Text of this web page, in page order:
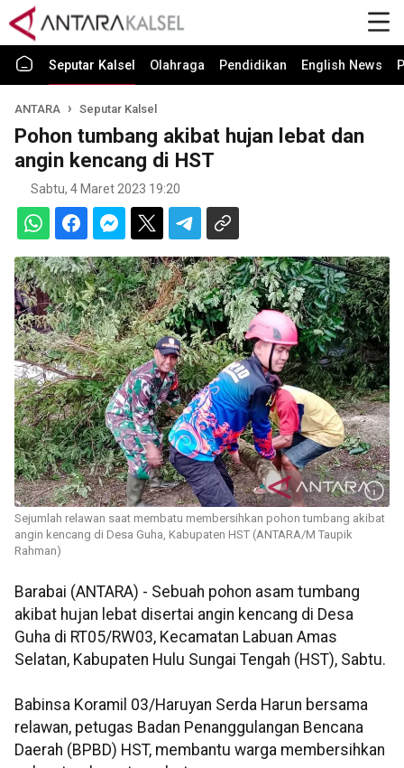
Seputar Kalsel Olahraga Pendidikan English News
ANTARA Seputar Kalsel
Pohon tumbang akibat hujan lebat dan
angin kencang di HST
Sabtu, 4 Maret 2023 19:20
Sejumlah relawan saat membatu membersihkan pohon tumbang akibat
angin kencang di Desa Guha, Kabupaten HST (ANTARA/M Taupik
Rahman)
Barabai (ANTARA) - Sebuah pohon asam tumbang
akibat hujan lebat disertai angin kencang di Desa
Guha di RT05/RW03, Kecamatan Labuan Amas
Selatan, Kabupaten Hulu Sungai Tengah (HST), Sabtu.
Babinsa Koramil 03/Haruyan Serda Harun bersama
relawan, petugas Badan Penanggulangan Bencana
Daerah (BPBD) HST, membantu warga membersihkan